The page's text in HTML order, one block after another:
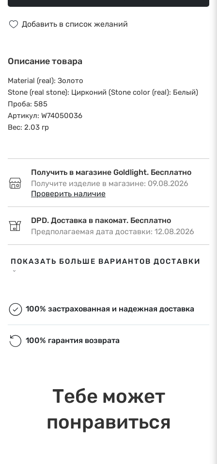
Добавить в список желаний
Описание товара
Material (real): Золото
Stone (real stone): Цирконий (Stone color (real): Белый)
Проба: 585
Артикул: W74050036
Вес: 2.03 гр
Получить в магазине Goldlight. Бесплатно
Получите изделие в магазине: 09.08.2026
•
Проверить наличие
DPD. Доставка в пакомат. Бесплатно
Предполагаемая дата доставки: 12.08.2026
DPD. Доставка по адресу. €6,50
Предполагаемая дата доставки: 12.08.2026
Экспресс-доставка в Риге и Рижском районе
ПОКАЗАТЬ БОЛЬШЕ ВАРИАНТОВ ДОСТАВКИ
100% застрахованная и надежная доставка
100% гарантия возврата
Тебе может
понравиться